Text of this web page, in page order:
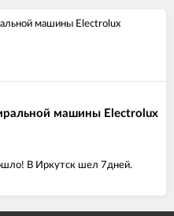
машины Electrolux
машины Electrolux
В Иркутск шел 7дней.